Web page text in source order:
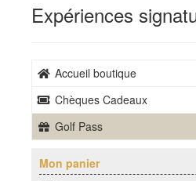
Expériences
Accueil boutique
Chèques Cadeaux
Golf Pass
Mon panier